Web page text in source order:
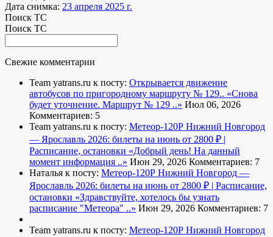
Дата снимка: 23 апреля 2025 г.
Поиск ТС
Поиск ТС
Свежие комментарии
Team yatrans.ru к посту: Открывается движение
автобусов по пригородному маршруту № 129.. «Снова
будет уточнение. Маршрут № 129 ..» Июл 06, 2026
Комментариев: 5
Team yatrans.ru к посту: Метеор-120Р Нижний Новгород
— Ярославль 2026: билеты на июнь от 2800 ₽ |
Расписание, остановки «Добрый день! На данный
момент информация ..» Июн 29, 2026 Комментариев: 7
Наталья к посту: Метеор-120Р Нижний Новгород —
Ярославль 2026: билеты на июнь от 2800 ₽ | Расписание,
остановки «Здравствуйте, хотелось бы узнать
расписание "Метеора" ..» Июн 29, 2026 Комментариев: 7
Team yatrans.ru к посту: Метеор-120Р Нижний Новгород